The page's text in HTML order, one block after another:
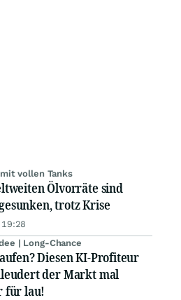
vollen Tanks
Ölvorräte sind
trotz Krise
| Long-Chance
Diesen KI-Profiteur
der Markt mal
für lau!